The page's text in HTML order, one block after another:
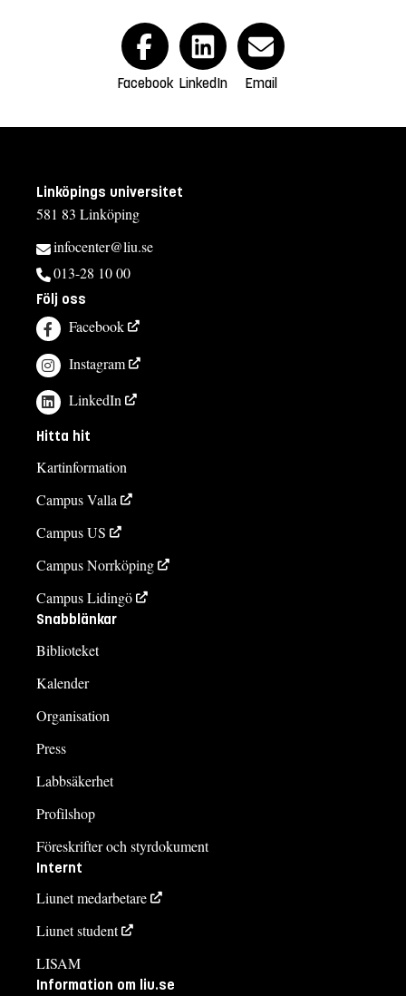
Facebook LinkedIn Email
Linköpings universitet
581 83 Linköping
infocenter@liu.se
013-28 10 00
Följ oss
Facebook
Instagram
LinkedIn
Hitta hit
Kartinformation
Campus Valla
Campus US
Campus Norrköping
Campus Lidingö
Snabblänkar
Biblioteket
Kalender
Organisation
Press
Labbsäkerhet
Profilshop
Föreskrifter och styrdokument
Internt
Liunet medarbetare
Liunet student
LISAM
Information om liu.se